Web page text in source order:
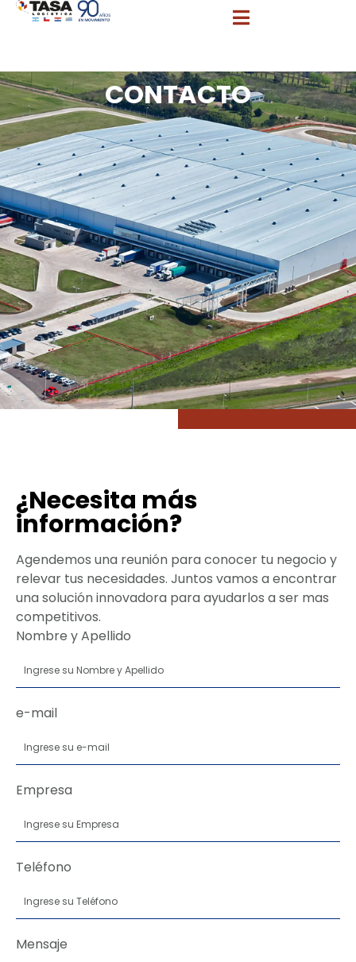
info@tasalogistica.com comercial@tasalogistica.com
CONTACTO
¿Necesita más
información?
Agendemos una reunión para conocer tu negocio y
relevar tus necesidades. Juntos vamos a encontrar
una solución innovadora para ayudarlos a ser mas
competitivos.
Nombre y Apellido
e-mail
Empresa
Teléfono
Mensaje